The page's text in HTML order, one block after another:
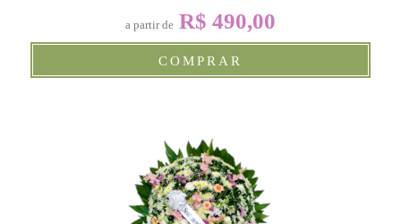
a partir de R$ 490,00
COMPRAR